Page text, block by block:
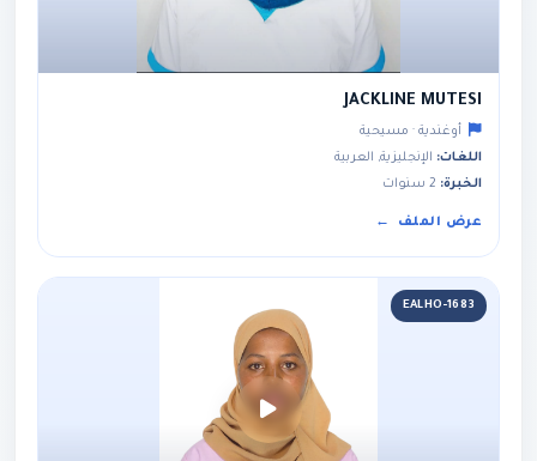
JACKLINE MUTESI
أوغندية · مسيحية
اللغات: الإنجليزية, العربية
الخبرة:
عرض الملف
EALHO-1683